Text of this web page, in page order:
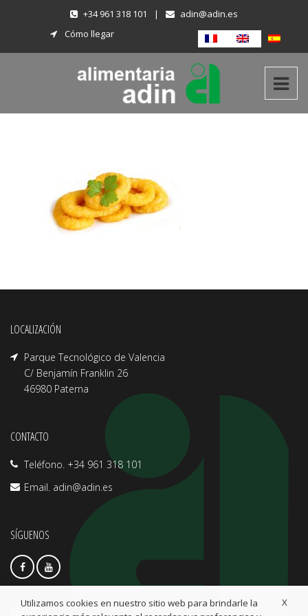
+34 961 318 101 |
adin@adin.es
Cómo llegar
LOCALIZACIÓN
Parque Tecnológico de Valencia
C/ Benjamín Franklin 26
46980 Paterna
CONTACTO
Teléfono. +34 961 318 101
Email. adin@adin.es
SÍGUENOS
INFO LEGAL
X
Utilizamos cookies en nuestro sitio web para brindarle la